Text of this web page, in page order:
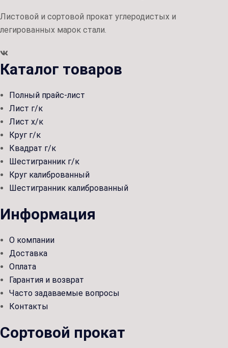
Листовой и сортовой прокат углеродистых и
легированных марок стали.
Каталог товаров
Полный прайс-лист
Лист г/к
Лист х/к
Круг г/к
Квадрат г/к
Шестигранник г/к
Круг калиброванный
Шестигранник калиброванный
Информация
О компании
Доставка
Оплата
Гарантия и возврат
Часто задаваемые вопросы
Контакты
Сортовой прокат